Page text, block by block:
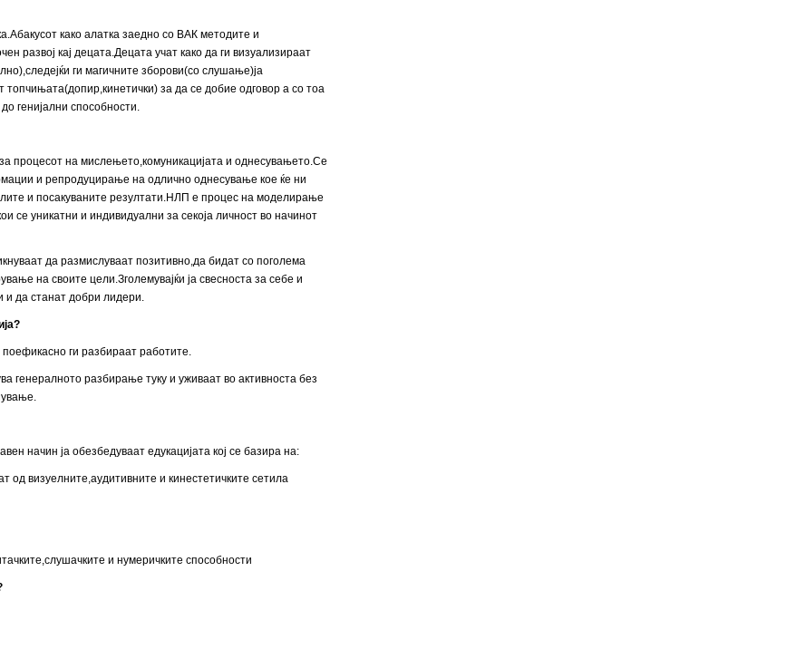
како алатка заедно со ВАК методите и
развој кај децата.Децата учат како да ги визуализираат
ги магичните зборови(со слушање)ја
топчињата(допир,кинетички) за да се добие одговор а со тоа
генијални способности.
процесот на мислењето,комуникацијата и однесувањето.Се
и репродуцирање на одлично однесување кое ќе ни
и посакуваните резултати.НЛП е процес на моделирање
се уникатни и индивидуални за секоја личност во начинот
да размислуваат позитивно,да бидат со поголема
на своите цели.Зголемувајќи ја свесноста за себе и
и да станат добри лидери.
ги разбираат работите.
генералното разбирање туку и уживаат во активноста без
начин ја обезбедуваат едукацијата кој се базира на:
визуелните,аудитивните и кинестетичките сетила
и нумеричките способности